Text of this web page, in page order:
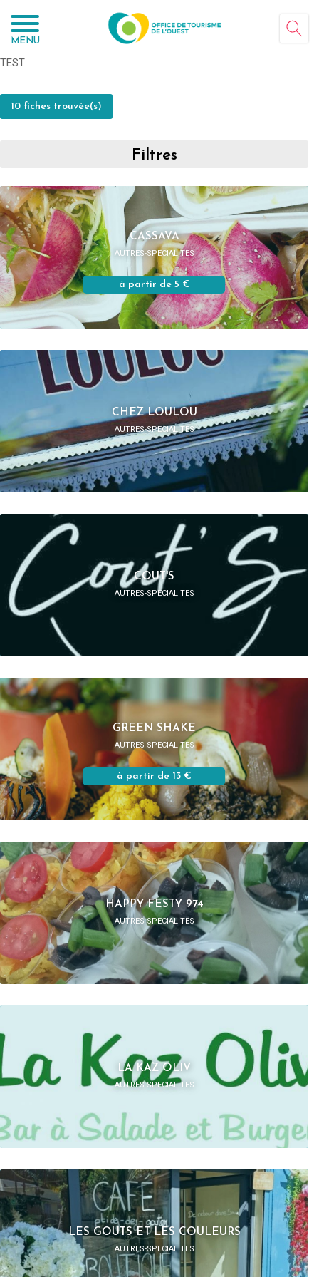
MENU
TEST
10 fiches trouvée(s)
Filtres
CASSAVA
AUTRES-SPECIALITES
à partir de 5 €
CHEZ LOULOU
AUTRES-SPECIALITES
COUT'S
AUTRES-SPECIALITES
GREEN SHAKE
AUTRES-SPECIALITES
à partir de 13 €
HAPPY FESTY 974
AUTRES-SPECIALITES
LA KAZ OLIV
AUTRES-SPECIALITES
LES GOUTS ET LES COULEURS
AUTRES-SPECIALITES